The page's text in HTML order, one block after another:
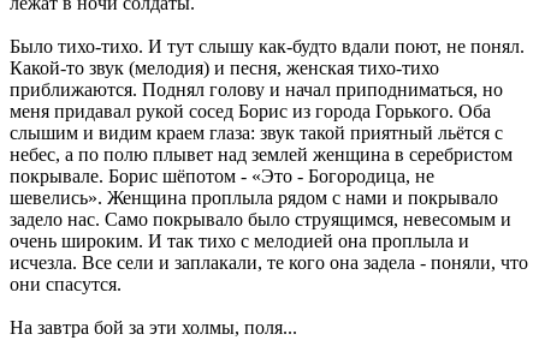
Было тихо-тихо. И тут слышу как-будто вдали поют, не понял.
Какой-то звук (мелодия) и песня, женская тихо-тихо
приближаются. Поднял голову и начал приподниматься, но
меня придавал рукой сосед Борис из города Горького. Оба
слышим и видим краем глаза: звук такой приятный льётся с
небес, а по полю плывет над землей женщина в серебристом
покрывале. Борис шёпотом - «Это - Богородица, не
шевелись». Женщина проплыла рядом с нами и покрывало
задело нас. Само покрывало было струящимся, невесомым и
очень широким. И так тихо с мелодией она проплыла и
исчезла. Все сели и заплакали, те кого она задела - поняли, что
они спасутся.
На завтра бой за эти холмы, поля...